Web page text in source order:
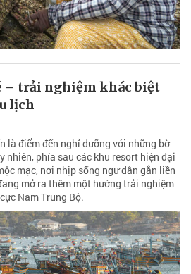
– trải nghiệm khác biệt
lịch
là điểm đến nghỉ dưỡng với những bờ
nhiên, phía sau các khu resort hiện đại
mạc, nơi nhịp sống ngư dân gắn liền
mở ra thêm một hướng trải nghiệm
Nam Trung Bộ.